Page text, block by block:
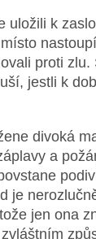
uložili k
proti zlu.
jestli k
divoká
a
je
jen ona